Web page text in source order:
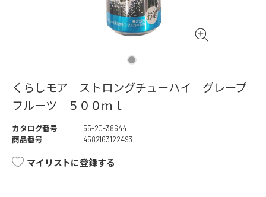
くらしモア ストロングチューハイ グレープ
フルーツ ５００ｍｌ
カタログ番号
55-20-38644
商品番号
4582163122493
マイリストに登録する